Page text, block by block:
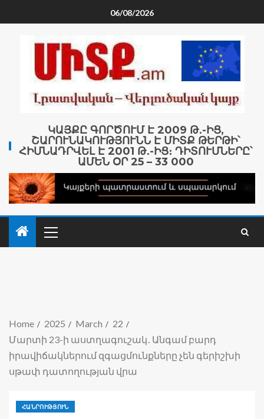
06/08/2026
ԿԱՅՔԸ ԳՈՐԾՈՒՄ Է 2009 Թ․-ԻՑ,
ՇԱՐՈՒՆԱԿՈՒԹՅՈՒՆՆ Է ՄԻՏՔ ԹԵՐԹԻ՝
ՀԻՄՆԱԴՐՎԵԼ Է 2001 Թ․-ԻՑ։ ԴԻՏՈՒՄՆԵՐԸ՝
ԱՄԵՆ ՕՐ 25 – 33 000
Home 2025 March
22
Մարտի 23-ի աստղագուշակ․ Անգամ բարդ
իրավիճակներում զգացմունքները չեն գերիշխի
սթափ դատողության վրա
ՀԱՆՐՈՒԹՅՈՒՆ